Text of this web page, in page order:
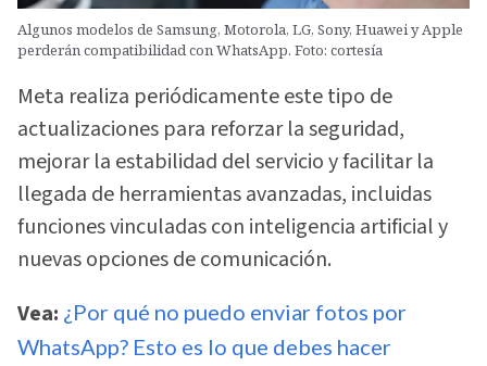
Algunos modelos de Samsung, Motorola, LG, Sony, Huawei y Apple
perderán compatibilidad con WhatsApp. Foto: cortesía
Meta realiza periódicamente este tipo de
actualizaciones para reforzar la seguridad,
mejorar la estabilidad del servicio y facilitar la
llegada de herramientas avanzadas, incluidas
funciones vinculadas con inteligencia artificial y
nuevas opciones de comunicación.
Vea: ¿Por qué no puedo enviar fotos por
WhatsApp? Esto es lo que debes hacer